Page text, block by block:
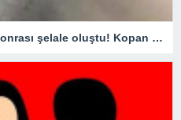
1700 rakımda şiddetli yağış sonrası şelale oluştu! Kopan kaya parçaları yola savruldu